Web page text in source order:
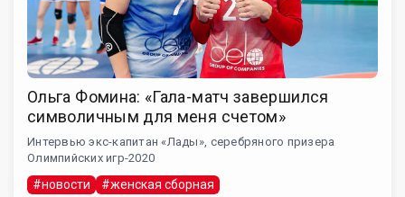
Ольга Фомина: «Гала-матч завершился
символичным для меня счетом»
Интервью экс-капитан «Лады», серебряного призера
Олимпийских игр-2020
#новости #женская сборная